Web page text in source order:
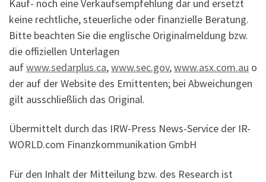
Kauf- noch eine Verkaufsempfehlung dar und ersetzt
keine rechtliche, steuerliche oder finanzielle Beratung.
Bitte beachten Sie die englische Originalmeldung bzw.
die offiziellen Unterlagen
aufwww.sedarplus.ca,www.sec.gov,www.asx.com.au o
der auf der Website des Emittenten; bei Abweichungen
gilt ausschließlich das Original.
Übermittelt durch das IRW-Press News-Service der IR-
WORLD.com Finanzkommunikation GmbH
Für den Inhalt der Mitteilung bzw. des Research ist